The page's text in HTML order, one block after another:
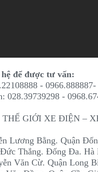
để được tư vấn:
-
028.39739298 -
THẾ GIỚI XE ĐIỆN –
Lương Bằng. Quận
Thắng. Đống Đa. Hà
Văn Cừ. Quận Long